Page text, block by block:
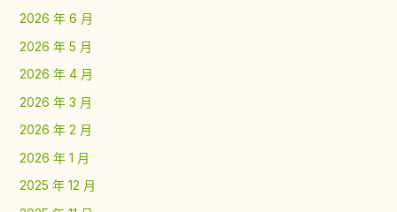
2026 年 6 月
2026 年 5 月
2026 年 4 月
2026 年 3 月
2026 年 2 月
2026 年 1 月
2025 年 12 月